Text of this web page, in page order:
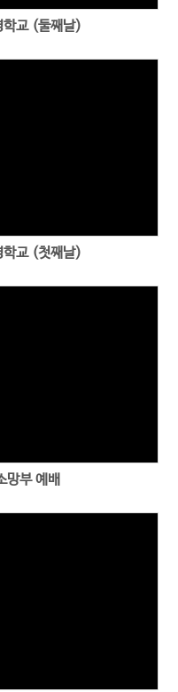
교 (둘째날)
교 (첫째날)
망부 예배